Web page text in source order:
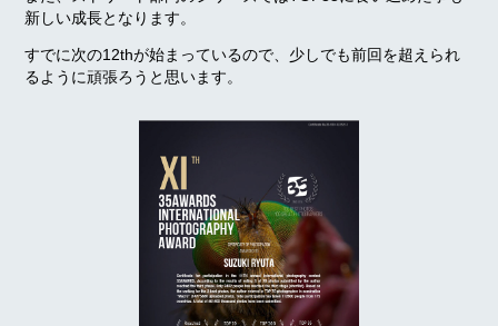
新しい成長となります。
すでに次の12thが始まっているので、少しでも前回を超えられ
るように頑張ろうと思います。